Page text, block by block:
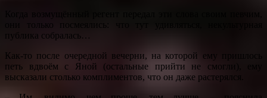
они только посмеялись: что тут удивляться, некультурная
публика собралась…
Как-то после очередной вечерни, на которой ему пришлось
петь вдвоём с Яной (остальные прийти не смогли), ему
высказали столько комплиментов, что он даже растерялся.